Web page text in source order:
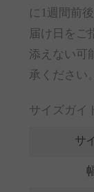
に1週間前
届け日をご
添えない可
承ください。
サイズガイ
サ